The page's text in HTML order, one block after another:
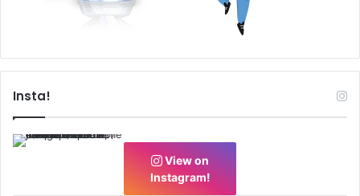
Insta!
View on
Instagram!